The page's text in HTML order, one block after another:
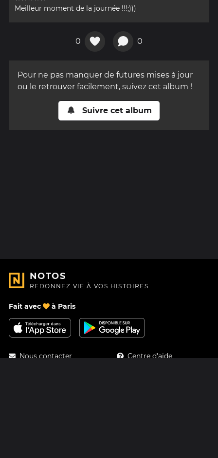
Meilleur moment de la journée !!!;)))
0 0
Pour ne pas manquer de futures mises à jour
ou le retrouver facilement, suivez cet album !
Suivre cet album
NOTOS
REDONNEZ VIE À VOS HISTOIRES
Fait avec à Paris
Nous contacter
Centre d'aide